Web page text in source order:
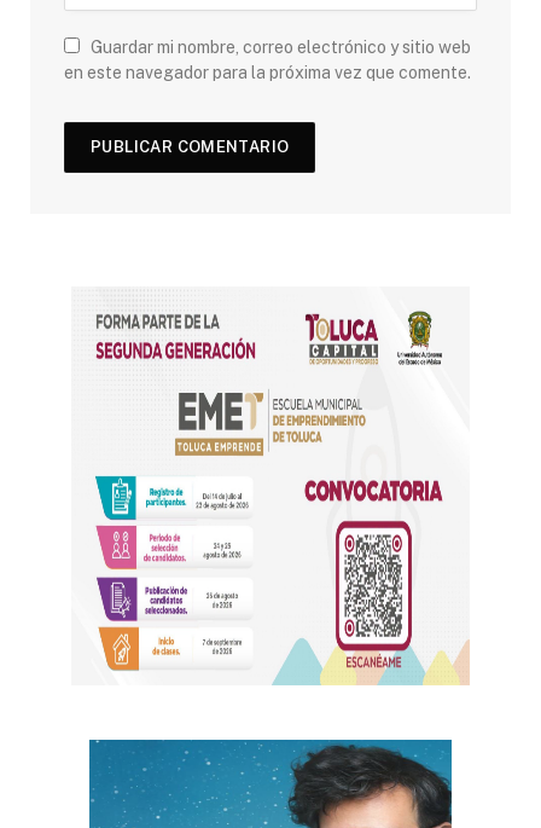
Guardar mi nombre, correo electrónico y sitio web
en este navegador para la próxima vez que comente.